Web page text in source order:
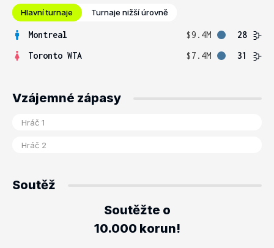
Hlavní turnaje Turnaje nižší úrovně
Montreal $9.4M
28
Toronto WTA
$7.4M 31
Vzájemné zápasy
Soutěž
Soutěžte o
10.000 korun!